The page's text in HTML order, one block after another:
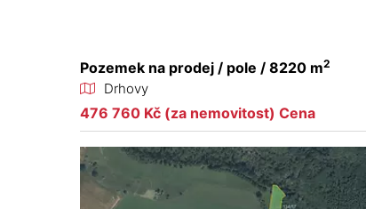
Pozemek na prodej / pole / 8220 m2
Drhovy
476 760 Kč (za nemovitost) Cena